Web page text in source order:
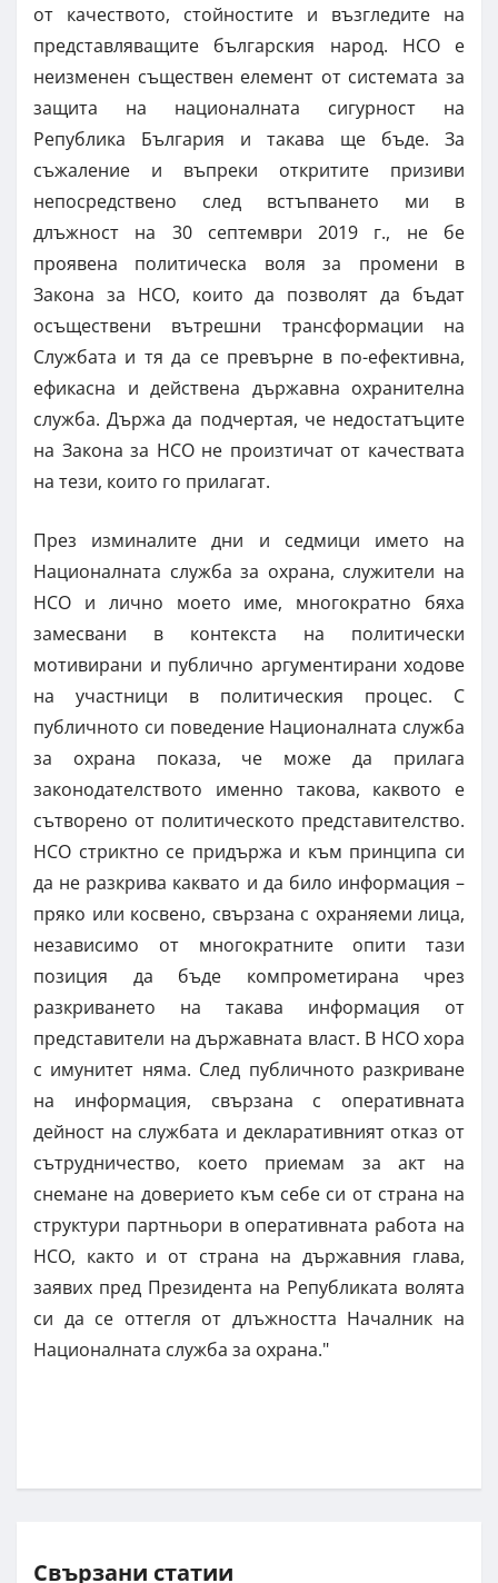
от качеството, стойностите и възгледите на
представляващите българския народ. НСО е
неизменен съществен елемент от системата за
защита на националната сигурност на
Република България и такава ще бъде. За
съжаление и въпреки откритите призиви
непосредствено след встъпването ми в
длъжност на 30 септември 2019 г., не бе
проявена политическа воля за промени в
Закона за НСО, които да позволят да бъдат
осъществени вътрешни трансформации на
Службата и тя да се превърне в по-ефективна,
ефикасна и действена държавна охранителна
служба. Държа да подчертая, че недостатъците
на Закона за НСО не произтичат от качествата
на тези, които го прилагат.
През изминалите дни и седмици името на
Националната служба за охрана, служители на
НСО и лично моето име, многократно бяха
замесвани в контекста на политически
мотивирани и публично аргументирани ходове
на участници в политическия процес. С
публичното си поведение Националната служба
за охрана показа, че може да прилага
законодателството именно такова, каквото е
сътворено от политическото представителство.
НСО стриктно се придържа и към принципа си
да не разкрива каквато и да било информация –
пряко или косвено, свързана с охраняеми лица,
независимо от многократните опити тази
позиция да бъде компрометирана чрез
разкриването на такава информация от
представители на държавната власт. В НСО хора
с имунитет няма. След публичното разкриване
на информация, свързана с оперативната
дейност на службата и декларативният отказ от
сътрудничество, което приемам за акт на
снемане на доверието към себе си от страна на
структури партньори в оперативната работа на
НСО, както и от страна на държавния глава,
заявих пред Президента на Републиката волята
си да се оттегля от длъжността Началник на
Националната служба за охрана."
Свързани статии